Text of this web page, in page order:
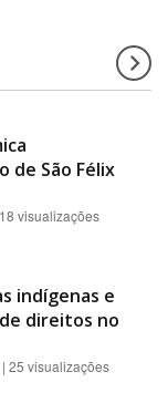
de São Félix
visualizações
indígenas e
direitos no
| 25 visualizações